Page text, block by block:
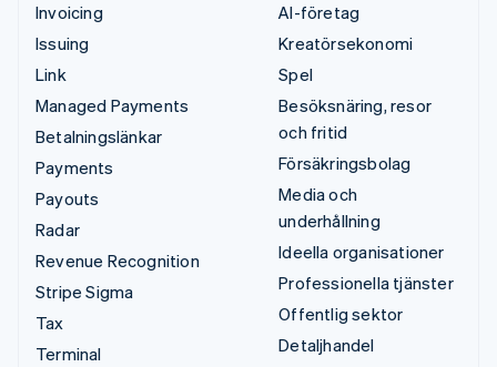
Invoicing
Issuing
Link
Managed Payments
Betalningslänkar
Payments
Payouts
Radar
Revenue Recognition
Stripe Sigma
Tax
Terminal
AI-företag
Kreatörsekonomi
Spel
Besöksnäring, resor
och fritid
Försäkringsbolag
Media och
underhållning
Ideella organisationer
Professionella tjänster
Offentlig sektor
Detaljhandel